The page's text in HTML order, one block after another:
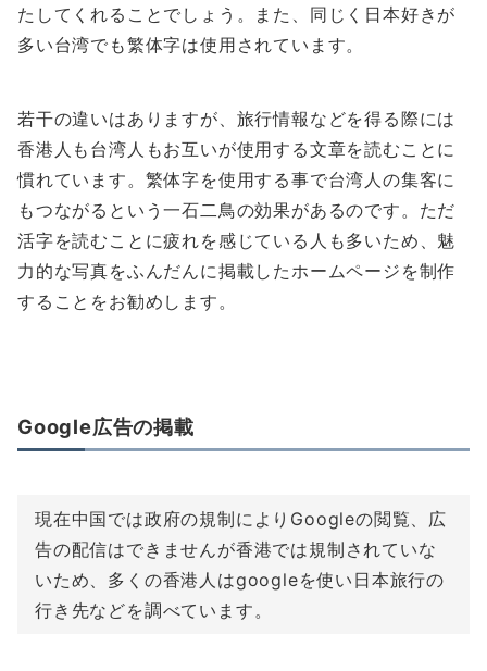
たしてくれることでしょう。また、同じく日本好きが
多い台湾でも繁体字は使用されています。
若干の違いはありますが、旅行情報などを得る際には
香港人も台湾人もお互いが使用する文章を読むことに
慣れています。繁体字を使用する事で台湾人の集客に
もつながるという一石二鳥の効果があるのです。ただ
活字を読むことに疲れを感じている人も多いため、魅
力的な写真をふんだんに掲載したホームページを制作
することをお勧めします。
Google広告の掲載
現在中国では政府の規制によりGoogleの閲覧、広
告の配信はできませんが香港では規制されていな
いため、多くの香港人はgoogleを使い日本旅行の
行き先などを調べています。